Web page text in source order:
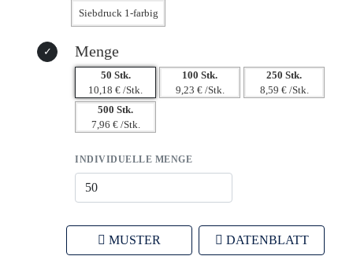
Menge
50 Stk.
10,18 € /Stk.
100 Stk.
9,23 € /Stk.
250 Stk.
8,59 € /Stk.
500 Stk.
7,96 € /Stk.
INDIVIDUELLE MENGE
MUSTER DATENBLATT